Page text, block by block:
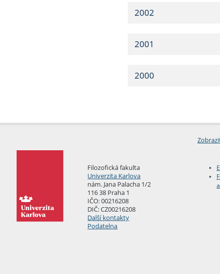
2002
2001
2000
Filozofická fakulta
Univerzita Karlova
nám. Jana Palacha 1/2
116 38 Praha 1
IČO: 00216208
DIČ: CZ00216208
Další kontakty
Podatelna